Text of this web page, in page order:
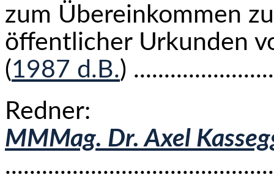
zum Übereinkommen
öffentlicher Urkunden
(1987 d.B.)
Redner:
MMMag. Dr. Axel